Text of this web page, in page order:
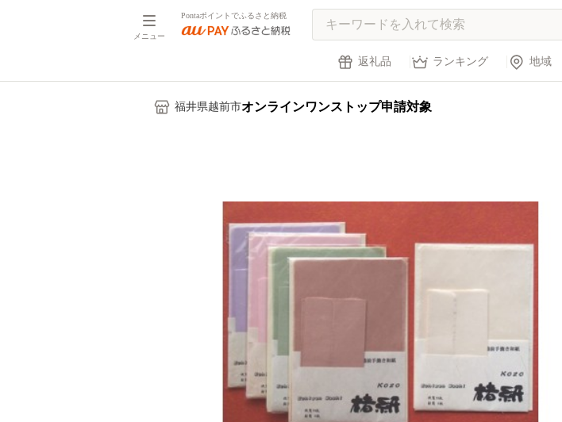
メニュー
Pontaポイントでふるさと納税
返礼品 ランキング 地域
福井県越前市オンラインワンストップ申請対象